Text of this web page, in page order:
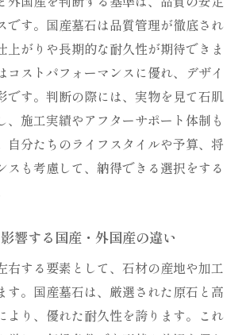
です。国産墓石は品質管理が徹底され
上がりや長期的な耐久性が期待できま
コストパフォーマンスに優れ、デザイ
です。判断の際には、実物を見て石肌
、施工実績やアフターサポート体制も
自分たちのライフスタイルや予算、将
スも考慮して、納得できる選択をする
響する国産・外国産の違い
右する要素として、石材の産地や加工
す。国産墓石は、厳選された原石と高
より、優れた耐久性を誇ります。これ